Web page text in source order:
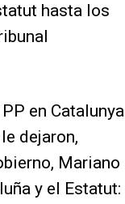
hasta los
en Catalunya
dejaron,
Mariano
y el Estatut: